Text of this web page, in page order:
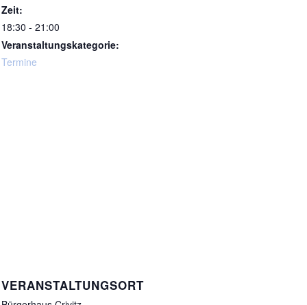
Zeit:
18:30 - 21:00
Veranstaltungskategorie:
Termine
VERANSTALTUNGSORT